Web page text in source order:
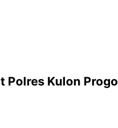
Polres Kulon Progo